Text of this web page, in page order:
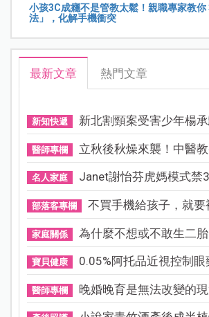
小孩3C成癮不是管教太鬆！親職專家教你
法」，化解手機衝突
最新文章 熱門文章
新知快遞 新北割頸案受害少年楊
醫師專欄 立秋後秋燥來襲！中醫
名人家庭 Janet謝怡芬虎媽模式禁
部落客專欄 不買手機給孩子，就要
家庭關係 為什麼不想或不敢生二
寶貝健康 0.05%阿托品近視控制眼
醫師專欄 晚婚晚育是無法改變的